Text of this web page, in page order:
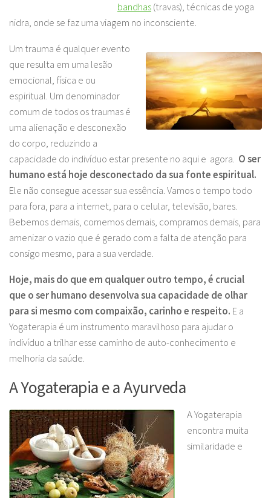
bandhas(travas), técnicas de yoga
nidra, onde se faz uma viagem no inconsciente.
Um trauma é qualquer evento
que resulta em uma lesão
emocional, física e ou
espiritual. Um denominador
comum de todos os traumas é
uma alienação e desconexão
do corpo, reduzindo a
capacidade do indivíduo estar presente no aqui e agora. O ser
humano está hoje desconectado da sua fonte espiritual.
Ele não consegue acessar sua essência. Vamos o tempo todo
para fora, para a internet, para o celular, televisão, bares.
Bebemos demais, comemos demais, compramos demais, para
amenizar o vazio que é gerado com a falta de atenção para
consigo mesmo, para a sua verdade.
Hoje, mais do que em qualquer outro tempo, é crucial
que o ser humano desenvolva sua capacidade de olhar
para si mesmo com compaixão, carinho e respeito. E a
Yogaterapia é um instrumento maravilhoso para ajudar o
indivíduo a trilhar esse caminho de auto-conhecimento e
melhoria da saúde.
A Yogaterapia e a Ayurveda
A Yogaterapia
encontra muita
similaridade e